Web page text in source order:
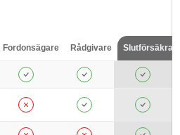
Fordonsägare Rådgivare